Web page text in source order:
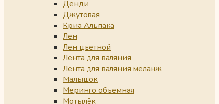
Денди
Джутовая
Криа Альпака
Лен
Лен цветной
Лента для валяния
Лента для валяния меланж
Малышок
Меринго объемная
Мотылёк